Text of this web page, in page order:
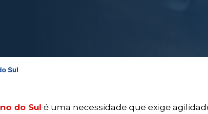
Sul
do Sul é uma necessidade que exige